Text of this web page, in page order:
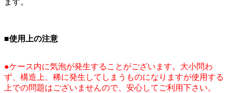
■使用上の注意
●ケース内に気泡が発生することがございます。大小問わ
ず、構造上、稀に発生してしまうものになりますが使用する
上での問題はございませんので、安心してご利用下さい。